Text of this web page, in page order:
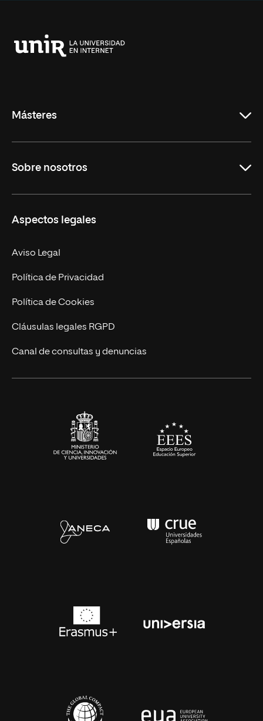
Másteres
Derecho
Empresa
MBA
Marketing y Comunicación
Ingeniería
Diseño
Ciencias de la Salud
Sobre nosotros
Nuestro Equipo
Contacto
Aspectos legales
Aviso Legal
Política de Privacidad
Política de Cookies
Cláusulas legales RGPD
Canal de consultas y denuncias